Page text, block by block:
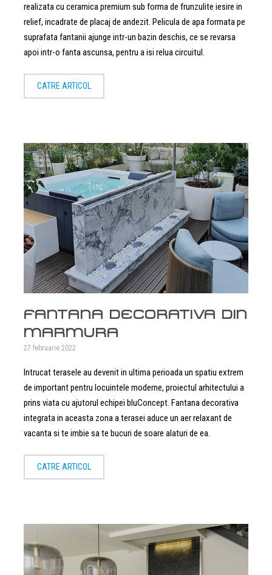
realizata cu ceramica premium sub forma de frunzulite iesire in
relief, incadrate de placaj de andezit. Pelicula de apa formata pe
suprafata fantanii ajunge intr-un bazin deschis, ce se revarsa
apoi intr-o fanta ascunsa, pentru a isi relua circuitul.
CATRE ARTICOL
FANTANA DECORATIVA DIN
MARMURA
27 februarie 2022
Intrucat terasele au devenit in ultima perioada un spatiu extrem
de important pentru locuintele moderne, proiectul arhitectului a
prins viata cu ajutorul echipei bluConcept. Fantana decorativa
integrata in aceasta zona a terasei aduce un aer relaxant de
vacanta si te imbie sa te bucuri de soare alaturi de ea.
CATRE ARTICOL